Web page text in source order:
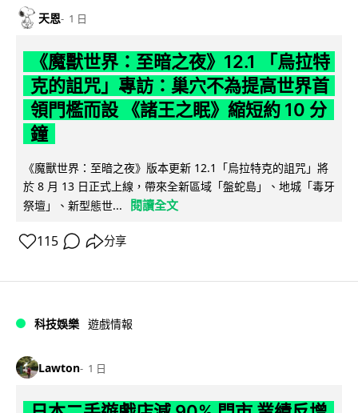
天恩 1 日
《魔獸世界：至暗之夜》12.1 「烏拉特
克的詛咒」專訪：巢穴不為提高世界首
領門檻而設 《諸王之眠》縮短約 10 分
鐘
《魔獸世界：至暗之夜》版本更新 12.1「烏拉特克的詛咒」將
於 8 月 13 日正式上線，帶來全新區域「盤蛇島」、地城「毒牙
祭壇」、新型態世...
閱讀全文
115 分享
科技娛樂 遊戲情報
Lawton 1 日